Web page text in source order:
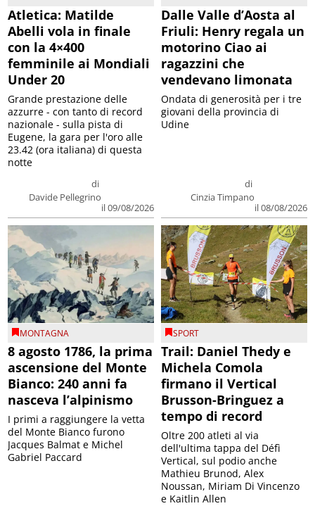
Atletica: Matilde
Abelli vola in finale
con la 4×400
femminile ai Mondiali
Under 20
di
Davide Pellegrino
il 09/08/2026
Grande prestazione delle
azzurre - con tanto di record
nazionale - sulla pista di
Eugene, la gara per l'oro alle
23.42 (ora italiana) di questa
notte
Dalle Valle d’Aosta al
Friuli: Henry regala un
motorino Ciao ai
ragazzini che
vendevano limonata
di
Cinzia Timpano
il 08/08/2026
Ondata di generosità per i tre
giovani della provincia di
Udine
MONTAGNA
8 agosto 1786, la prima
ascensione del Monte
Bianco: 240 anni fa
nasceva l’alpinismo
I primi a raggiungere la vetta
del Monte Bianco furono
Jacques Balmat e Michel
Gabriel Paccard
SPORT
Trail: Daniel Thedy e
Michela Comola
firmano il Vertical
Brusson-Bringuez a
tempo di record
Oltre 200 atleti al via
dell'ultima tappa del Défì
Vertical, sul podio anche
Mathieu Brunod, Alex
Noussan, Miriam Di Vincenzo
e Kaitlin Allen